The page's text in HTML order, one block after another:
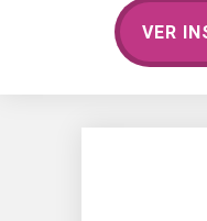
VER